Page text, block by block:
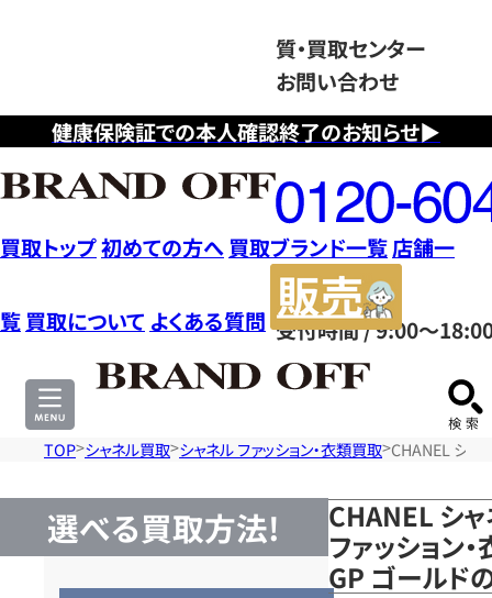
健康保険証での本人確認終了のお知らせ▶
質・買取センター
お問い合わせ
フ
リ
ー
ダ
イ
ヤ
ル
0120604117
受付時間 / 9:00～
買取トップ初めての方へ 買取ブランド一覧店舗一
覧 買取について よくある質問
サ
TOP シャネル買取 シャネル ファッション・衣類買取 CHANEL シャ
選べる買取方法!
CHANEL シ
ファッション
GP ゴールド